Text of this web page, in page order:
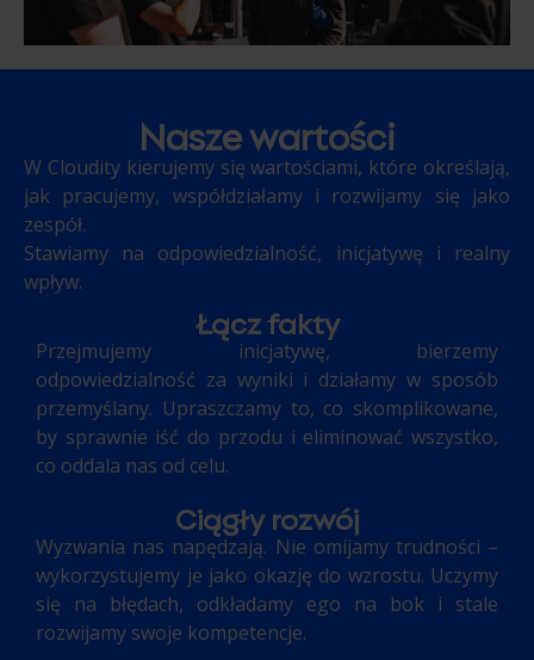
Nasze wartości
W Cloudity kierujemy się wartościami, które określają,
jak pracujemy, współdziałamy i rozwijamy się jako
zespół.
Stawiamy na odpowiedzialność, inicjatywę i realny
wpływ.
Łącz fakty
Przejmujemy inicjatywę, bierzemy
odpowiedzialność za wyniki i działamy w sposób
przemyślany. Upraszczamy to, co skomplikowane,
by sprawnie iść do przodu i eliminować wszystko,
co oddala nas od celu.
Ciągły rozwój
Wyzwania nas napędzają. Nie omijamy trudności –
wykorzystujemy je jako okazję do wzrostu. Uczymy
się na błędach, odkładamy ego na bok i stale
rozwijamy swoje kompetencje.